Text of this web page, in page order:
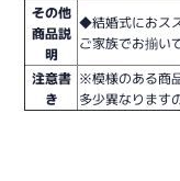
その他
商品説
明
◆結婚式におス
ご家族でお揃い
注意書
き
※模様のある商
多少異なります